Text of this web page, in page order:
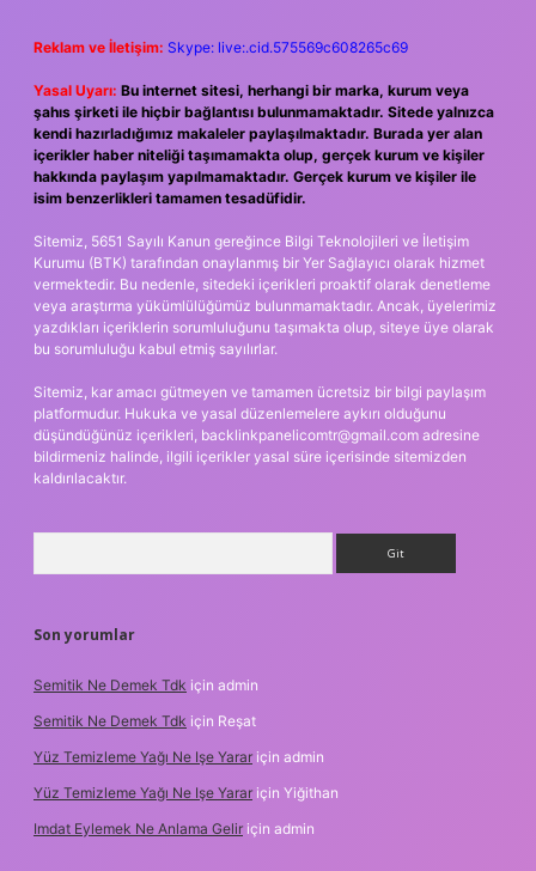
Reklam ve İletişim: Skype: live:.cid.575569c608265c69
Yasal Uyarı: Bu internet sitesi, herhangi bir marka, kurum veya
şahıs şirketi ile hiçbir bağlantısı bulunmamaktadır. Sitede yalnızca
kendi hazırladığımız makaleler paylaşılmaktadır. Burada yer alan
içerikler haber niteliği taşımamakta olup, gerçek kurum ve kişiler
hakkında paylaşım yapılmamaktadır. Gerçek kurum ve kişiler ile
isim benzerlikleri tamamen tesadüfidir.
Sitemiz, 5651 Sayılı Kanun gereğince Bilgi Teknolojileri ve İletişim
Kurumu (BTK) tarafından onaylanmış bir Yer Sağlayıcı olarak hizmet
vermektedir. Bu nedenle, sitedeki içerikleri proaktif olarak denetleme
veya araştırma yükümlülüğümüz bulunmamaktadır. Ancak, üyelerimiz
yazdıkları içeriklerin sorumluluğunu taşımakta olup, siteye üye olarak
bu sorumluluğu kabul etmiş sayılırlar.
Sitemiz, kar amacı gütmeyen ve tamamen ücretsiz bir bilgi paylaşım
platformudur. Hukuka ve yasal düzenlemelere aykırı olduğunu
düşündüğünüz içerikleri, backlinkpanelicomtr@gmail.com adresine
bildirmeniz halinde, ilgili içerikler yasal süre içerisinde sitemizden
kaldırılacaktır.
Son yorumlar
Semitik Ne Demek Tdk için admin
Semitik Ne Demek Tdk için Reşat
Yüz Temizleme Yağı Ne Işe Yarar için admin
Yüz Temizleme Yağı Ne Işe Yarar için Yiğithan
Imdat Eylemek Ne Anlama Gelir için admin